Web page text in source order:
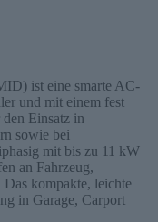
ist eine smarte AC-
und mit einem fest
Einsatz in
sowie bei
mit bis zu 11 kW
an Fahrzeug,
Das kompakte, leichte
in Garage, Carport